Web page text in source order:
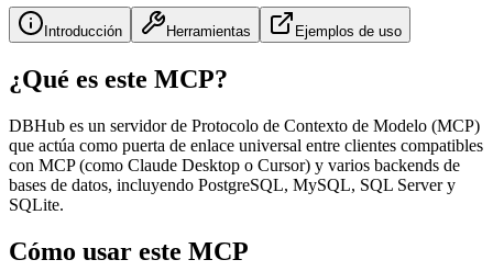
Introducción Herramientas Ejemplos de uso
¿Qué es este MCP?
DBHub es un servidor de Protocolo de Contexto de Modelo (MCP)
que actúa como puerta de enlace universal entre clientes compatibles
con MCP (como Claude Desktop o Cursor) y varios backends de
bases de datos, incluyendo PostgreSQL, MySQL, SQL Server y
SQLite.
Cómo usar este MCP